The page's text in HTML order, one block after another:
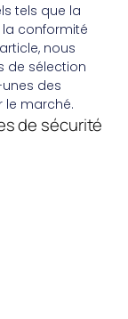
tels que la
conformité
nous
de sélection
des
le marché.